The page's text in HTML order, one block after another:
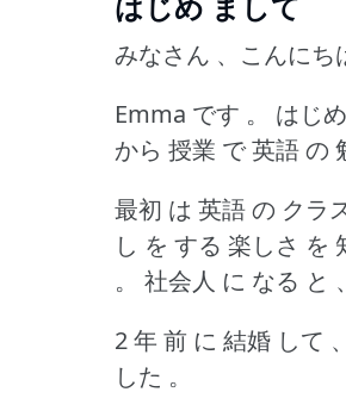
みなさん 、こんにち
Emma です 。
はじ
から 授業 で 英語 の
最初 は 英語 の クラ
し を する 楽しさ を
。
社会人 に なる と
2 年 前 に 結婚 して
した 。